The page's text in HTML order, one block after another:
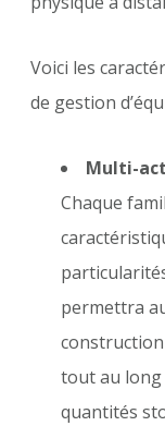
Voici les
de gestion
Multi-
Chaque
permettra
tout au long
quantités